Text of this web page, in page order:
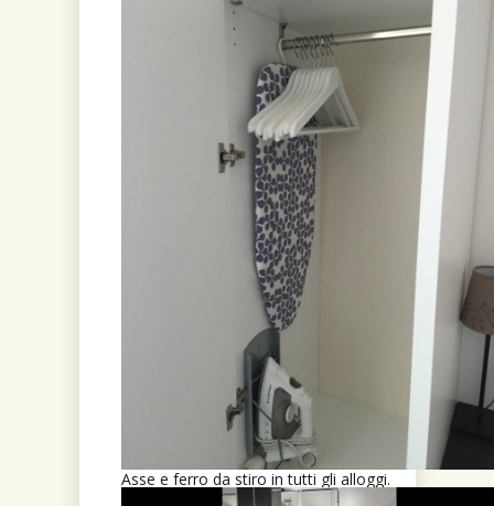
Asse e ferro da stiro in tutti gli alloggi.